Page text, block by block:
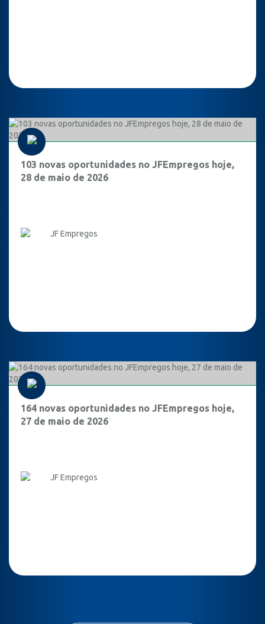
103 novas oportunidades no JFEmpregos hoje,
28 de maio de 2026
JF Empregos
164 novas oportunidades no JFEmpregos hoje,
27 de maio de 2026
JF Empregos